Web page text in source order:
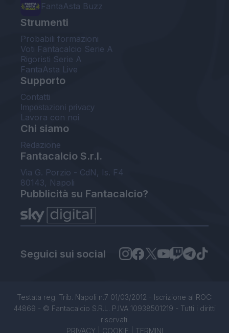
FantaAsta Buzz
Strumenti
Probabili formazioni
Voti Fantacalcio Serie A
Rigoristi Serie A
FantaAsta Live
Supporto
Contatti
Impostazioni privacy
Lavora con noi
Chi siamo
Redazione
Fantacalcio S.r.l.
Via G. Porzio - CdN, Is. F4
80143, Napoli
Pubblicità su Fantacalcio?
Seguici sui social
Testata reg. Trib. Napoli n.7 01/03/2012 - Iscrizione al ROC:
44869 - © Fantacalcio S.R.L. P.IVA 10938501219 - Tutti i diritti
riservati.
PRIVACY| COOKIE TERMINI